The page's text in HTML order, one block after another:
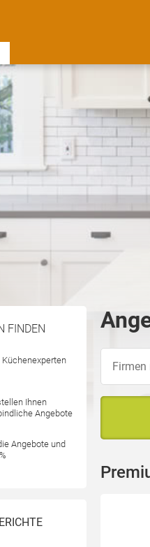
FINDEN
Ihnen
Angebote
Angebote und